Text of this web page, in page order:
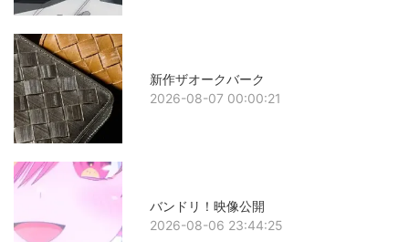
新作ザオークバーク
2026-08-07 00:00:21
バンドリ！映像公開
2026-08-06 23:44:25